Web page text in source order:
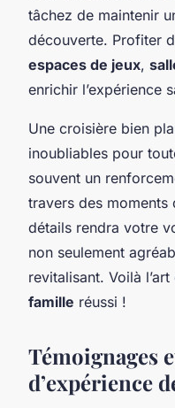
tâchez de maintenir
découverte. Profiter
espaces de jeux,
enrichir l’expérience
Une croisière bien
inoubliables pour
souvent un
travers des moments
détails rendra votre
non seulement
revitalisant. Voilà l’art
famille réussi !
Témoignages
d’expérience